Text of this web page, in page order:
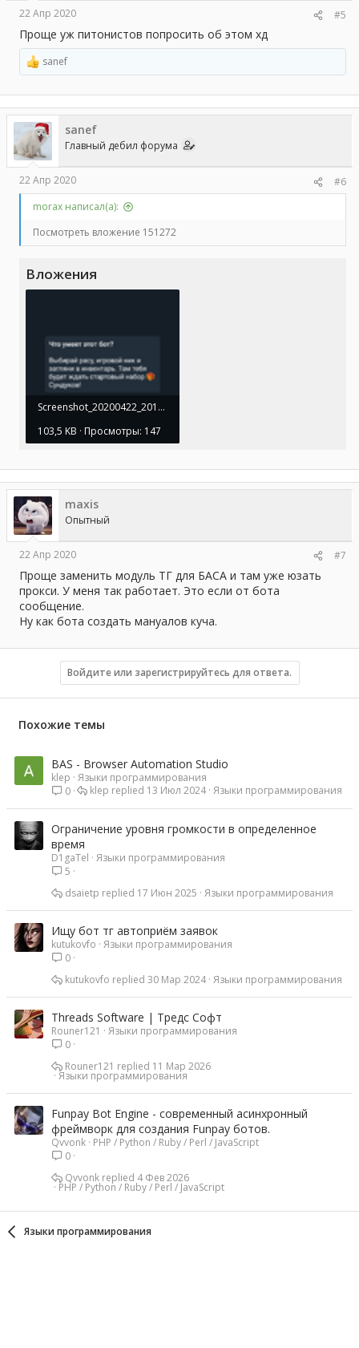
22 Апр 2020 #5
Проще уж питонистов попросить об этом хд
Р
е
а
к
ц
и
и
:
sanef
sanef
Главный дебил форума
22 Апр 2020
#6
morax написал(а):
Посмотреть вложение 151272
Вложения
Screenshot_20200422_201516_org.telegram.BifToGram.webp
103,5 KB · Просмотры: 147
maxis
Опытный
22 Апр 2020 #7
Проще заменить модуль ТГ для БАСА и там уже юзать
прокси. У меня так работает. Это если от бота
сообщение.
Ну как бота создать мануалов куча.
Войдите или зарегистрируйтесь для ответа.
Похожие темы
BAS - Browser Automation Studio
klep Языки программирования
0
Языки программирования
13 Июл 2024
klep
Ограничение уровня громкости в определенное
время
D1gaTel Языки программирования
5
Языки программирования
17 Июн 2025
dsaietp
Ищу бот тг автоприём заявок
kutukovfo Языки программирования
0
Языки программирования
30 Мар 2024
kutukovfo
Threads Software | Тредс Софт
Rouner121
Языки программирования
0
Языки программирования
11 Мар 2026
Rouner121
Funpay Bot Engine - современный асинхронный
фреймворк для создания Funpay ботов.
Qvvonk PHP / Python / Ruby / Perl / JavaScript
0
PHP / Python / Ruby / Perl / JavaScript
4 Фев 2026
Qvvonk
Языки программирования